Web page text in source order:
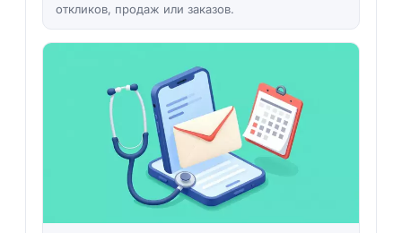
откликов, продаж или заказов.